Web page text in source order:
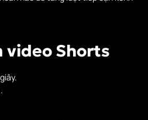
video Shorts